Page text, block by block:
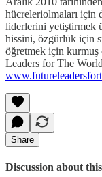
hücreleriolmaları için
liderlerini yetiştirmek
hissini, özgürlük için
öğretmek için
Leaders for The
Share
Discussion about